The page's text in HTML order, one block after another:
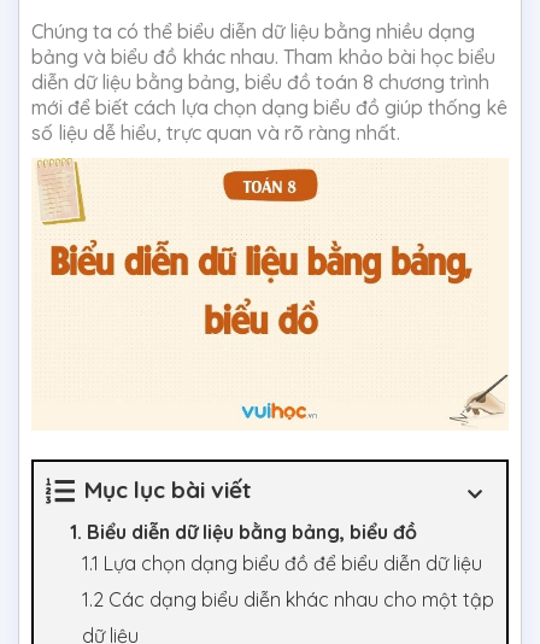
Chúng ta có thể biểu diễn dữ liệu bằng nhiều dạng
bảng và biểu đồ khác nhau. Tham khảo bài học biểu
diễn dữ liệu bằng bảng, biểu đồ toán 8 chương trình
mới để biết cách lựa chọn dạng biểu đồ giúp thống kê
số liệu dễ hiểu, trực quan và rõ ràng nhất.
Mục lục bài viết
1. Biểu diễn dữ liệu bằng bảng, biểu đồ
1.1 Lựa chọn dạng biểu đồ để biểu diễn dữ liệu
1.2 Các dạng biểu diễn khác nhau cho một tập
dữ liệu